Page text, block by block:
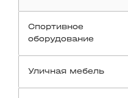
Спортивное
оборудование
Уличная мебель